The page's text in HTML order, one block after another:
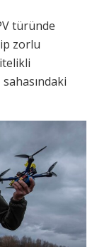
türünde
zorlu